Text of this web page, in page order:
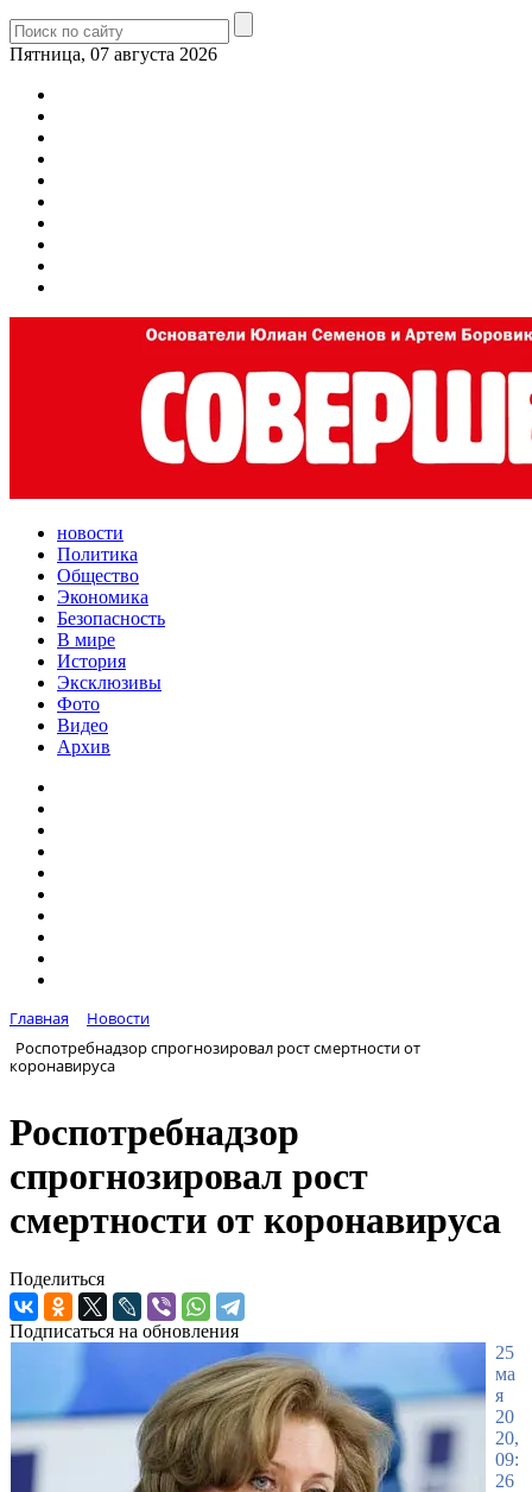
Пятница, 07 августа 2026
новости
Политика
Общество
Экономика
Безопасность
В мире
История
Эксклюзивы
Фото
Видео
Архив
Главная
Новости
Роспотребнадзор спрогнозировал рост смертности от
коронавируса
Роспотребнадзор
спрогнозировал рост
смертности от коронавируса
Поделиться
Подписаться на обновления
25
ма
я
20
20,
09:
26